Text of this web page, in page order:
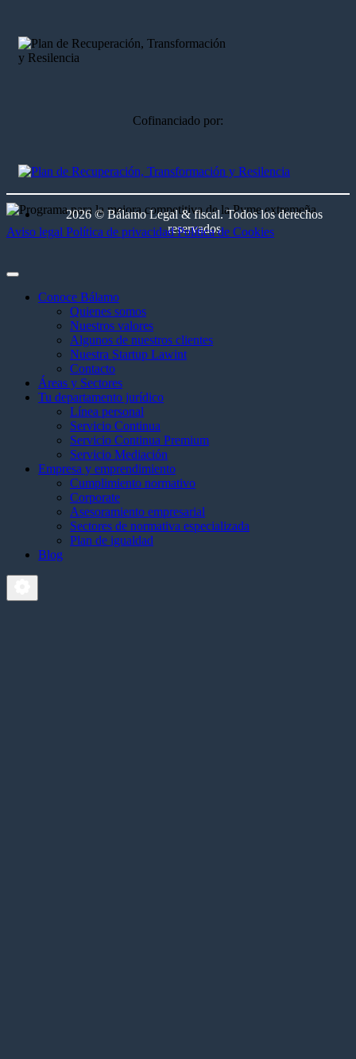
Cofinanciado por:
2026 © Bálamo Legal & fiscal. Todos los derechos
reservados
Aviso legal Política de privacidad Política de Cookies
Conoce Bálamo
Quienes somos
Nuestros valores
Algunos de nuestros clientes
Nuestra Startup Lawint
Contacto
Áreas y Sectores
Tu departamento jurídico
Línea personal
Servicio Continua
Servicio Continua Premium
Servicio Mediación
Empresa y emprendimiento
Cumplimiento normativo
Corporate
Asesoramiento empresarial
Sectores de normativa especializada
Plan de igualdad
Blog